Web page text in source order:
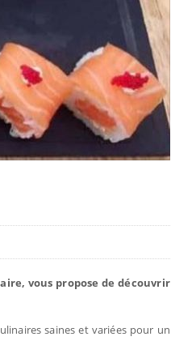
vous propose de découvrir
saines et variées pour un